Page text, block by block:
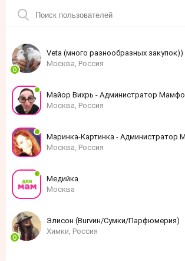
Veta (много разнообразных закупок))
Москва, Россия
Майор Вихрь - Администратор Мамфо
Москва, Россия
Москва, Россия
Медийка
Москва
Элисон (Burvин/Сумки/Парфюмерия)
Химки, Россия